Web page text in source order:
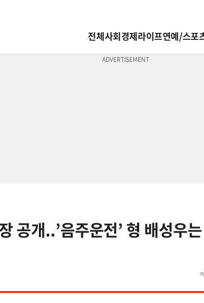
전체사회경제라이프연예/스포
공개..’음주운전’ 형 배성우